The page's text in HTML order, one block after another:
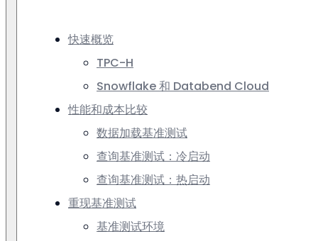
快速概览
TPC-H
Snowflake 和 Databend Cloud
性能和成本比较
数据加载基准测试
查询基准测试：冷启动
查询基准测试：热启动
重现基准测试
基准测试环境